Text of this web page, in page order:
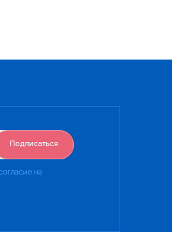
Подписаться
на